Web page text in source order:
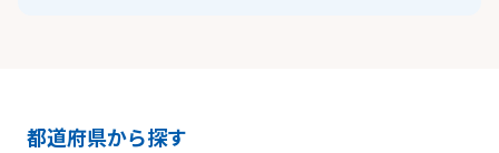
都道府県から探す